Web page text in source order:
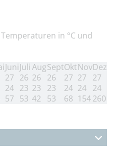
in °C und
JuniJuliAugSeptOktNovDez
27 26 26 26 27 27
27
24 23 23 23 24 24 24
57 53 42 53 68 154260